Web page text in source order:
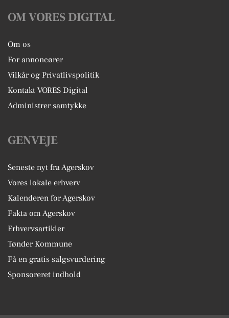
OM VORES DIGITAL
Om os
For annoncører
Vilkår og Privatlivspolitik
Kontakt VORES Digital
Administrer samtykke
GENVEJE
Seneste nyt fra Agerskov
Vores lokale erhverv
Kalenderen for Agerskov
Fakta om Agerskov
Erhvervsartikler
Tønder Kommune
Få en gratis salgsvurdering
Sponsoreret indhold